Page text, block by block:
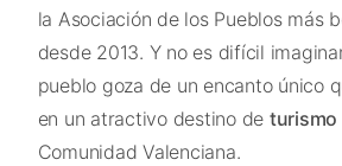
la Asociación de los Pueblos más
desde 2013. Y no es difícil
pueblo goza de un encanto único
en un atractivo destino de turismo
Comunidad Valenciana.